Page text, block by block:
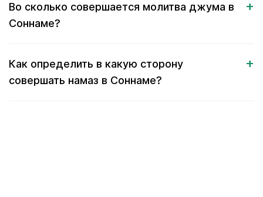
Во сколько совершается молитва джума в
Соннаме?
Как определить в какую сторону
совершать намаз в Соннаме?